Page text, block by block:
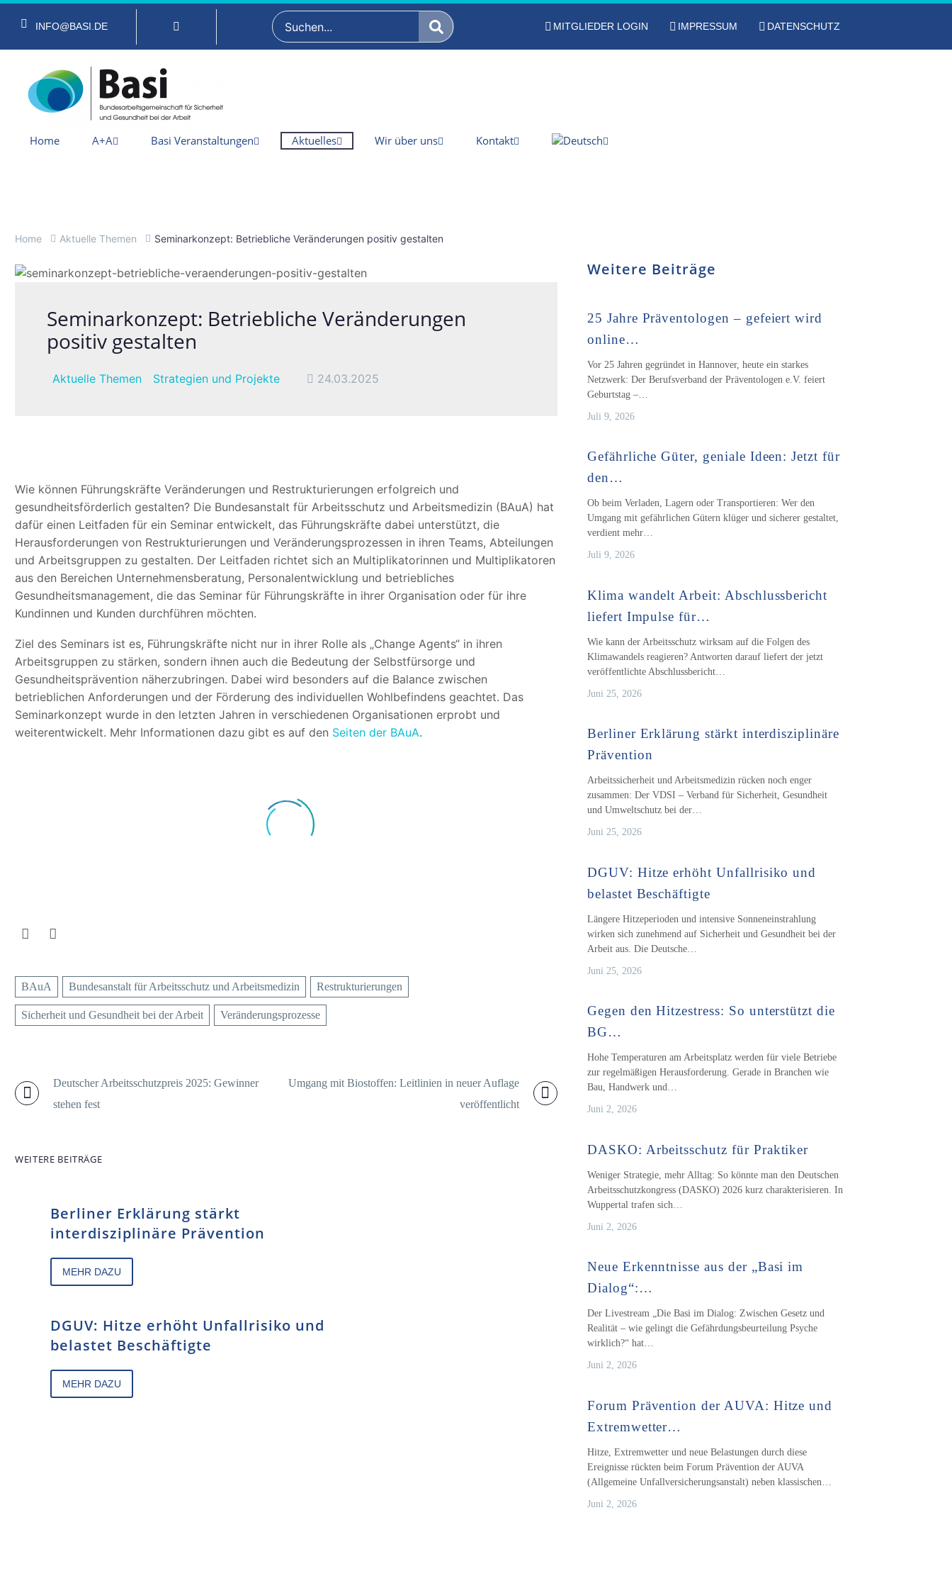
INFO@BASI.DE MITGLIEDER LOGIN IMPRESSUM DATENSCHUTZ
Home A+A Basi Veranstaltungen Aktuelles Wir über uns Kontakt
Home Aktuelle Themen Seminarkonzept: Betriebliche Veränderungen positiv gestalten
Seminarkonzept: Betriebliche Veränderungen
positiv gestalten
Aktuelle Themen Strategien und Projekte 24.03.2025
Wie können Führungskräfte Veränderungen und Restrukturierungen erfolgreich und
gesundheitsförderlich gestalten? Die Bundesanstalt für Arbeitsschutz und Arbeitsmedizin (BAuA) hat
dafür einen Leitfaden für ein Seminar entwickelt, das Führungskräfte dabei unterstützt, die
Herausforderungen von Restrukturierungen und Veränderungsprozessen in ihren Teams, Abteilungen
und Arbeitsgruppen zu gestalten. Der Leitfaden richtet sich an Multiplikatorinnen und Multiplikatoren
aus den Bereichen Unternehmensberatung, Personalentwicklung und betriebliches
Gesundheitsmanagement, die das Seminar für Führungskräfte in ihrer Organisation oder für ihre
Kundinnen und Kunden durchführen möchten.
Ziel des Seminars ist es, Führungskräfte nicht nur in ihrer Rolle als „Change Agents“ in ihren
Arbeitsgruppen zu stärken, sondern ihnen auch die Bedeutung der Selbstfürsorge und
Gesundheitsprävention näherzubringen. Dabei wird besonders auf die Balance zwischen
betrieblichen Anforderungen und der Förderung des individuellen Wohlbefindens geachtet. Das
Seminarkonzept wurde in den letzten Jahren in verschiedenen Organisationen erprobt und
weiterentwickelt. Mehr Informationen dazu gibt es auf den Seiten der BAuA.
BAuA Bundesanstalt für Arbeitsschutz und Arbeitsmedizin Restrukturierungen
Sicherheit und Gesundheit bei der Arbeit Veränderungsprozesse
Deutscher Arbeitsschutzpreis 2025: Gewinner
stehen fest
Umgang mit Biostoffen: Leitlinien in neuer Auflage
veröffentlicht
WEITERE BEITRÄGE
Berliner Erklärung stärkt
interdisziplinäre Prävention
MEHR DAZU
DGUV: Hitze erhöht Unfallrisiko und
belastet Beschäftigte
MEHR DAZU
Weitere Beiträge
25 Jahre Präventologen – gefeiert wird
online…
Vor 25 Jahren gegründet in Hannover, heute ein starkes
Netzwerk: Der Berufsverband der Präventologen e.V. feiert
Geburtstag –…
Juli 9, 2026
Gefährliche Güter, geniale Ideen: Jetzt für
den…
Ob beim Verladen, Lagern oder Transportieren: Wer den
Umgang mit gefährlichen Gütern klüger und sicherer gestaltet,
verdient mehr…
Juli 9, 2026
Klima wandelt Arbeit: Abschlussbericht
liefert Impulse für…
Wie kann der Arbeitsschutz wirksam auf die Folgen des
Klimawandels reagieren? Antworten darauf liefert der jetzt
veröffentlichte Abschlussbericht…
Juni 25, 2026
Berliner Erklärung stärkt interdisziplinäre
Prävention
Arbeitssicherheit und Arbeitsmedizin rücken noch enger
zusammen: Der VDSI – Verband für Sicherheit, Gesundheit
und Umweltschutz bei der…
Juni 25, 2026
DGUV: Hitze erhöht Unfallrisiko und
belastet Beschäftigte
Längere Hitzeperioden und intensive Sonneneinstrahlung
wirken sich zunehmend auf Sicherheit und Gesundheit bei der
Arbeit aus. Die Deutsche…
Juni 25, 2026
Gegen den Hitzestress: So unterstützt die
BG…
Hohe Temperaturen am Arbeitsplatz werden für viele Betriebe
zur regelmäßigen Herausforderung. Gerade in Branchen wie
Bau, Handwerk und…
Juni 2, 2026
DASKO: Arbeitsschutz für Praktiker
Weniger Strategie, mehr Alltag: So könnte man den Deutschen
Arbeitsschutzkongress (DASKO) 2026 kurz charakterisieren. In
Wuppertal trafen sich…
Juni 2, 2026
Neue Erkenntnisse aus der „Basi im
Dialog“:…
Der Livestream „Die Basi im Dialog: Zwischen Gesetz und
Realität – wie gelingt die Gefährdungsbeurteilung Psyche
wirklich?“ hat…
Juni 2, 2026
Forum Prävention der AUVA: Hitze und
Extremwetter…
Hitze, Extremwetter und neue Belastungen durch diese
Ereignisse rückten beim Forum Prävention der AUVA
(Allgemeine Unfallversicherungsanstalt) neben klassischen…
Juni 2, 2026